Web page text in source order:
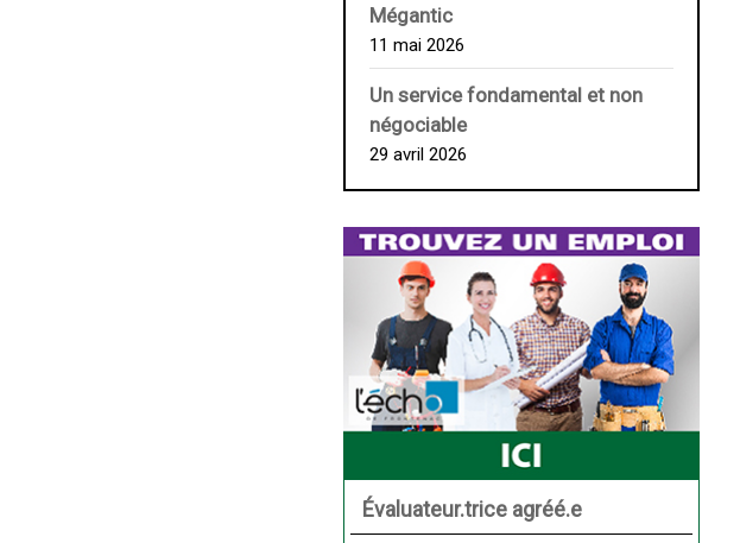
Mégantic
11 mai 2026
Un service fondamental et non
négociable
29 avril 2026
Évaluateur.trice agréé.e